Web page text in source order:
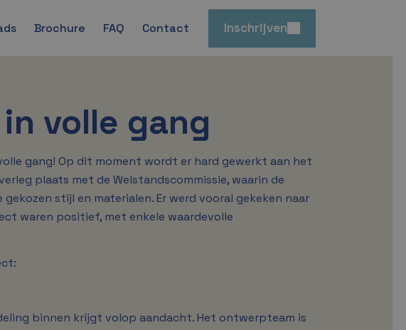
Brochure FAQ Contact Inschrijven
volle gang
gang! Op dit moment wordt er hard gewerkt aan het
plaats met de Welstandscommissie, waarin de
stijl en materialen. Er werd vooral gekeken naar
waren positief, met enkele waardevolle
binnen krijgt volop aandacht. Het ontwerpteam is